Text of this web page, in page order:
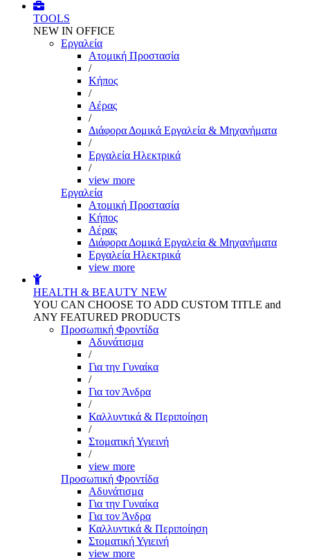
TOOLS
NEW IN OFFICE
Εργαλεία
Aτομική Προστασία
/
Kήπος
/
Αέρας
/
Διάφορα Δομικά Εργαλεία & Μηχανήματα
/
Εργαλεία Ηλεκτρικά
/
view more
Εργαλεία
Aτομική Προστασία
Kήπος
Αέρας
Διάφορα Δομικά Εργαλεία & Μηχανήματα
Εργαλεία Ηλεκτρικά
view more
HEALTH & BEAUTY NEW
YOU CAN CHOOSE TO ADD CUSTOM TITLE and
ANY FEATURED PRODUCTS
Προσωπική Φροντίδα
Αδυνάτισμα
/
Για την Γυναίκα
/
Για τον Άνδρα
/
Καλλυντικά & Περιποίηση
/
Στοματική Υγιεινή
/
view more
Προσωπική Φροντίδα
Αδυνάτισμα
Για την Γυναίκα
Για τον Άνδρα
Καλλυντικά & Περιποίηση
Στοματική Υγιεινή
view more